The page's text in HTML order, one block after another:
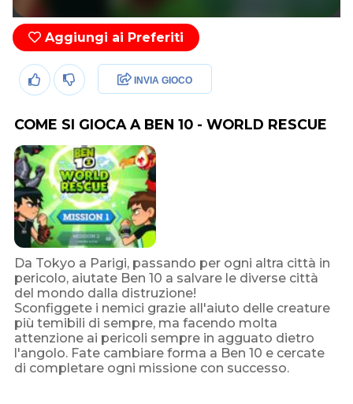
Aggiungi ai Preferiti
INVIA GIOCO
COME SI GIOCA A BEN 10 - WORLD RESCUE
Da Tokyo a Parigi, passando per ogni altra città in
pericolo, aiutate Ben 10 a salvare le diverse città
del mondo dalla distruzione!
Sconfiggete i nemici grazie all'aiuto delle creature
più temibili di sempre, ma facendo molta
attenzione ai pericoli sempre in agguato dietro
l'angolo. Fate cambiare forma a Ben 10 e cercate
di completare ogni missione con successo.